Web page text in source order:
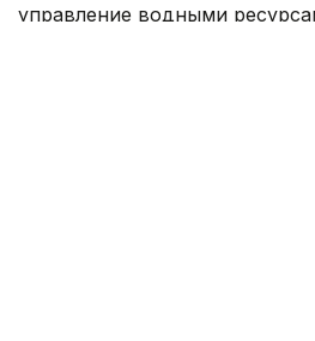
управление водными